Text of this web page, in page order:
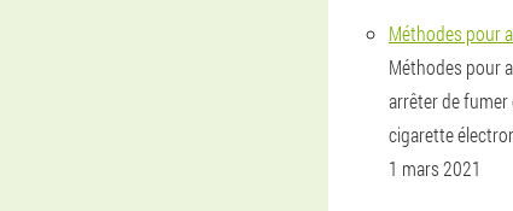
Méthodes pour
Méthodes pour
arrêter de
cigarette
1 mars 2021